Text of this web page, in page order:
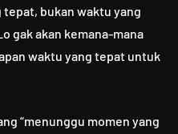
tepat, bukan waktu yang
gak akan kemana-mana
waktu yang tepat untuk
“menunggu momen yang